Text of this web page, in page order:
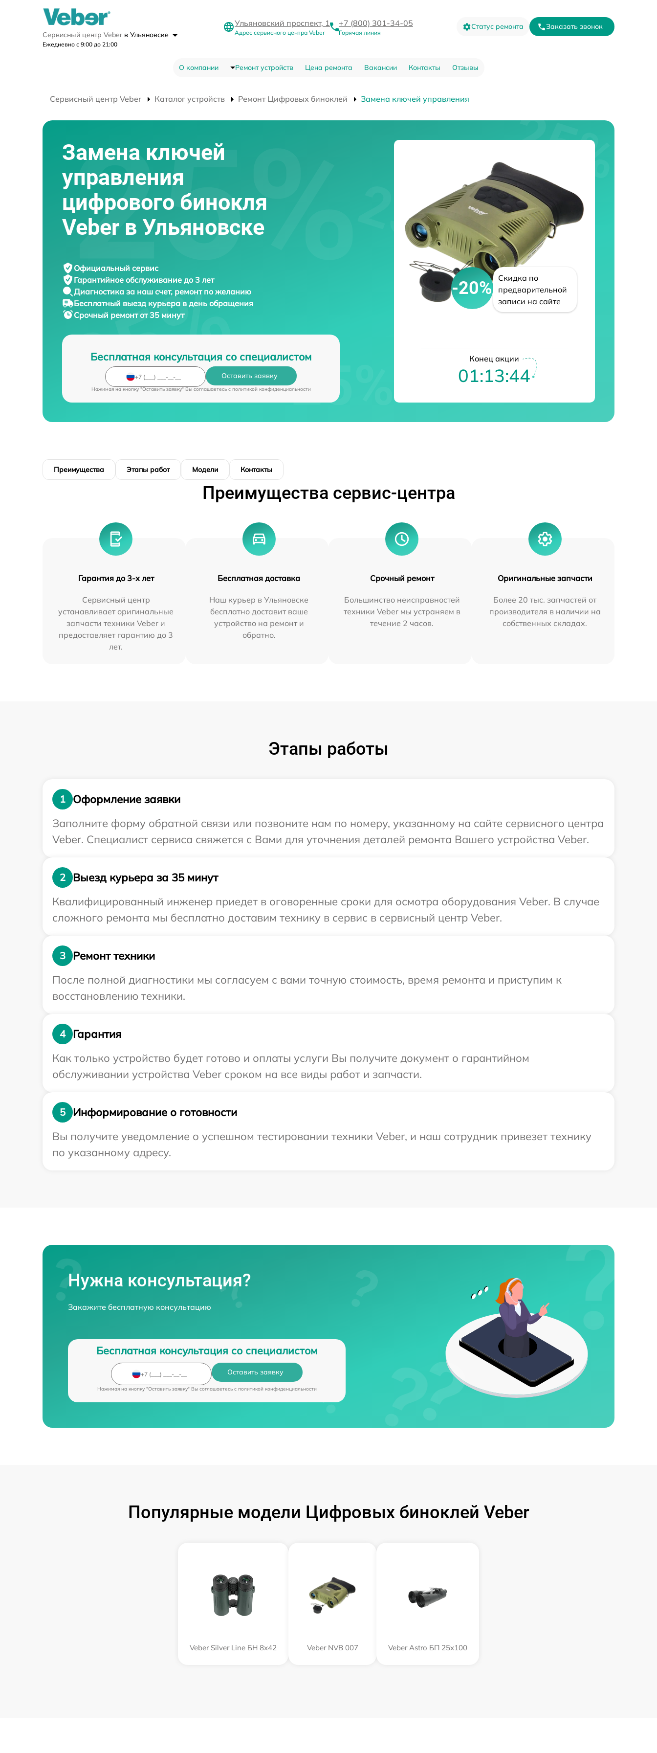
Сервисный центр Veber в Ульяновске
Ежедневно с 9:00 до 21:00
Ульяновский проспект, 1
Адрес сервисного центра Veber
+7 (800) 301-34-05
Горячая линия
Статус ремонта Заказать звонок
О компании Ремонт устройств Цена ремонта Вакансии Контакты Отзывы
Сервисный центр Veber Каталог устройств Ремонт Цифровых биноклей Замена ключей управления
Замена ключей
управления
цифрового бинокля
Veber в Ульяновске
Официальный сервис
Гарантийное обслуживание до 3 лет
Диагностика за наш счет, ремонт по желанию
Бесплатный выезд курьера в день обращения
Срочный ремонтот 35 минут
Бесплатная консультация со специалистом
Оставить заявку
Нажимая на кнопку "Оставить заявку" Вы соглашаетесь c политикой конфиденциальности
-20%
Скидка по
предварительной
записи на сайте
Конец акции
01:13:43
Преимущества Этапы работ Модели Контакты
Преимущества сервис-центра
Гарантия до 3-х лет
Сервисный центр
устанавливает оригинальные
запчасти техники Veber и
предоставляет гарантию до 3
лет.
Бесплатная доставка
Наш курьер в Ульяновске
бесплатно доставит ваше
устройство на ремонт и
обратно.
Срочный ремонт
Большинство неисправностей
техники Veber мы устраняем в
течение 2 часов.
Оригинальные запчасти
Более 20 тыс. запчастей от
производителя в наличии на
собственных складах.
Этапы работы
1
Оформление заявки
Заполните форму обратной связи или позвоните нам по номеру, указанному на сайте сервисного центра
Veber. Специалист сервиса свяжется с Вами для уточнения деталей ремонта Вашего устройства Veber.
2
Выезд курьера за 35 минут
Квалифицированный инженер приедет в оговоренные сроки для осмотра оборудования Veber. В случае
сложного ремонта мы бесплатно доставим технику в сервис в сервисный центр Veber.
3
Ремонт техники
После полной диагностики мы согласуем с вами точную стоимость, время ремонта и приступим к
восстановлению техники.
4
Гарантия
Как только устройство будет готово и оплаты услуги Вы получите документ о гарантийном
обслуживании устройства Veber сроком на все виды работ и запчасти.
5
Информирование о готовности
Вы получите уведомление о успешном тестировании техники Veber, и наш сотрудник привезет технику
по указанному адресу.
Нужна консультация?
Закажите бесплатную консультацию
Бесплатная консультация со специалистом
Оставить заявку
Нажимая на кнопку "Оставить заявку" Вы соглашаетесь c политикой конфиденциальности
Популярные модели Цифровых биноклей Veber
Veber Silver Line БН 8x42 Veber NVB 007 Veber Astro БП 25x100